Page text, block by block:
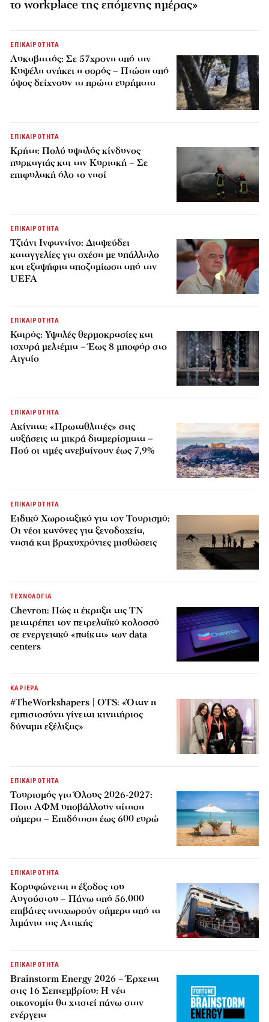
το workplace της επόμενης ημέρας»
ΕΠΙΚΑΙΡΟΤΗΤΑ
Λυκαβηττός: Σε 57χρονη από την
Κυψέλη ανήκει η σορός – Πτώση από
ύψος δείχνουν τα πρώτα ευρήματα
ΕΠΙΚΑΙΡΟΤΗΤΑ
Κρήτη: Πολύ υψηλός κίνδυνος
πυρκαγιάς και την Κυριακή – Σε
επιφυλακή όλο το νησί
ΕΠΙΚΑΙΡΟΤΗΤΑ
Τζιάνι Ινφαντίνο: Διαψεύδει
καταγγελίες για σχέση με υπάλληλο
και εξαψήφια αποζημίωση από την
UEFA
ΕΠΙΚΑΙΡΟΤΗΤΑ
Καιρός: Υψηλές θερμοκρασίες και
ισχυρά μελτέμια – Έως 8 μποφόρ στο
Αιγαίο
ΕΠΙΚΑΙΡΟΤΗΤΑ
Ακίνητα: «Πρωταθλητές» στις
αυξήσεις τα μικρά διαμερίσματα –
Πού οι τιμές ανεβαίνουν έως 7,9%
ΕΠΙΚΑΙΡΟΤΗΤΑ
Ειδικό Χωροταξικό για τον Τουρισμό:
Οι νέοι κανόνες για ξενοδοχεία,
νησιά και βραχυχρόνιες μισθώσεις
ΤΕΧΝΟΛΟΓΙΑ
Chevron: Πώς η έκρηξη της ΤΝ
μετατρέπει τον πετρελαϊκό κολοσσό
σε ενεργειακό «παίκτη» των data
centers
ΚΑΡΙΕΡΑ
#TheWorkshapers | OTS: «Όταν η
εμπιστοσύνη γίνεται κινητήριος
δύναμη εξέλιξης»
ΕΠΙΚΑΙΡΟΤΗΤΑ
Τουρισμός για Όλους 2026-2027:
Ποια ΑΦΜ υποβάλλουν αίτηση
σήμερα – Επιδότηση έως 600 ευρώ
ΕΠΙΚΑΙΡΟΤΗΤΑ
Κορυφώνεται η έξοδος του
Αυγούστου – Πάνω από 56.000
επιβάτες αναχωρούν σήμερα από τα
λιμάνια της Αττικής
ΕΠΙΚΑΙΡΟΤΗΤΑ
Brainstorm Energy 2026 – Έρχεται
στις 16 Σεπτεμβρίου: Η νέα
οικονομία θα χτιστεί πάνω στην
ενέργεια